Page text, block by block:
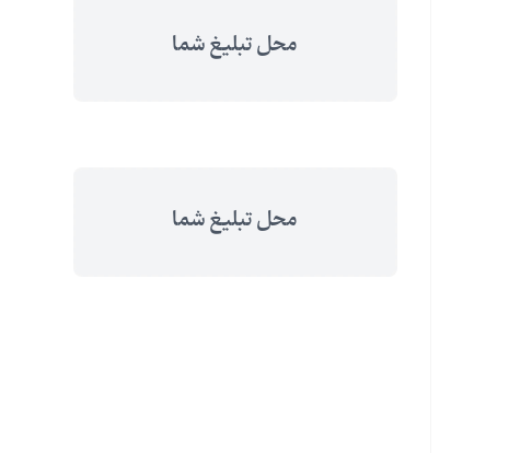
محل تبلیغ شما
محل تبلیغ شما